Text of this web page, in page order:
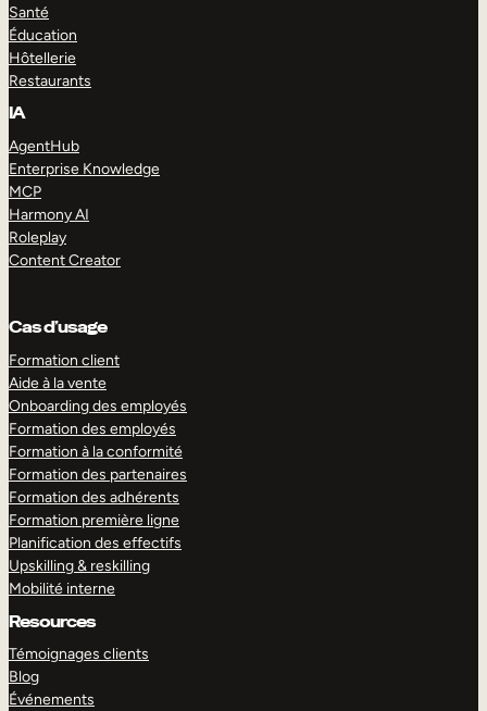
Santé
Éducation
Hôtellerie
Restaurants
IA
AgentHub
Enterprise Knowledge
MCP
Harmony AI
Roleplay
Content Creator
Cas d’usage
Formation client
Aide à la vente
Onboarding des employés
Formation des employés
Formation à la conformité
Formation des partenaires
Formation des adhérents
Formation première ligne
Planification des effectifs
Upskilling & reskilling
Mobilité interne
Resources
Témoignages clients
Blog
Événements